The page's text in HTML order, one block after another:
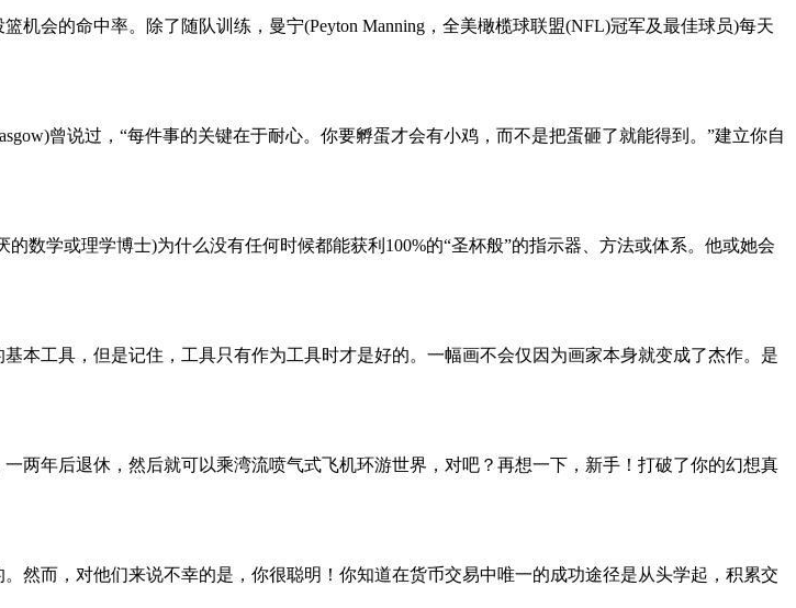
会的命中率。除了随队训练，曼宁(Peyton Manning，全美橄榄球联盟(NFL)冠军及最佳球员)每天
曾说过，“每件事的关键在于耐心。你要孵蛋才会有小鸡，而不是把蛋砸了就能得到。”建立你自
数学或理学博士)为什么没有任何时候都能获利100%的“圣杯般”的指示器、方法或体系。他或她会
本工具，但是记住，工具只有作为工具时才是好的。一幅画不会仅因为画家本身就变成了杰作。是
两年后退休，然后就可以乘湾流喷气式飞机环游世界，对吧？再想一下，新手！打破了你的幻想真
然而，对他们来说不幸的是，你很聪明！你知道在货币交易中唯一的成功途径是从头学起，积累交